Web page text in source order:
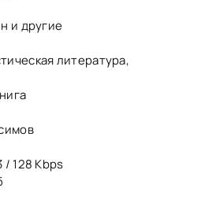
и другие
литература,
/ 128 Kbps